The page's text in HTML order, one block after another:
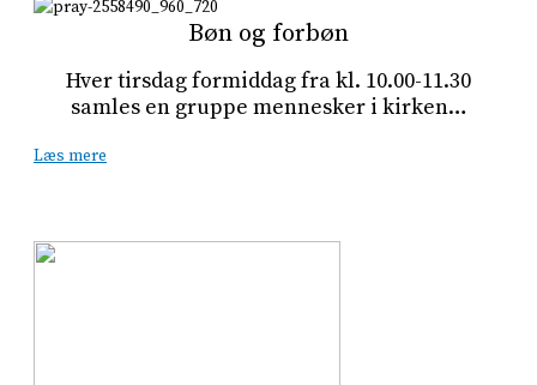
Bøn og forbøn
Hver tirsdag formiddag fra kl. 10.00-11.30
samles en gruppe mennesker i kirken…
Læs mere